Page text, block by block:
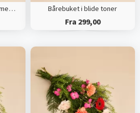
Bårebuket i blide toner med bånd Bårebuket i blide toner
Fra 299,00